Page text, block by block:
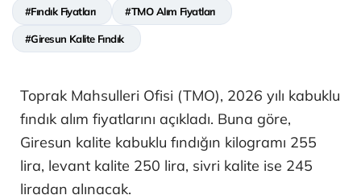
#Fındık Fiyatları #TMO Alım Fiyatları
#Giresun Kalite Fındık
Toprak Mahsulleri Ofisi (TMO), 2026 yılı kabuklu
fındık alım fiyatlarını açıkladı. Buna göre,
Giresun kalite kabuklu fındığın kilogramı 255
lira, levant kalite 250 lira, sivri kalite ise 245
liradan alınacak.